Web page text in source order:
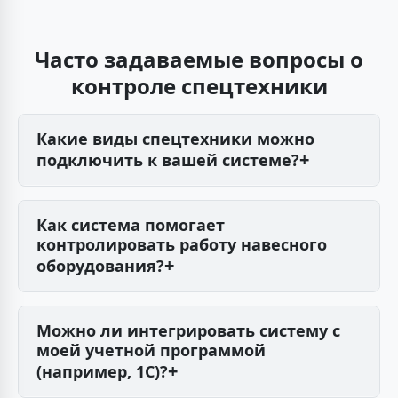
Часто задаваемые вопросы о
контроле спецтехники
Какие виды спецтехники можно
подключить к вашей системе?
Наша система подходит для широкого
спектра спецтехники: экскаваторов,
бульдозеров, погрузчиков, кранов,
самосвалов, сельскохозяйственной техники,
Как система помогает
контролировать работу навесного
оборудования?
Мы устанавливаем специальные датчики,
которые фиксируют активацию и время
работы навесного оборудования (например,
подъем ковша, вращение бетономешалки).
Можно ли интегрировать систему с
моей учетной программой
(например, 1С)?